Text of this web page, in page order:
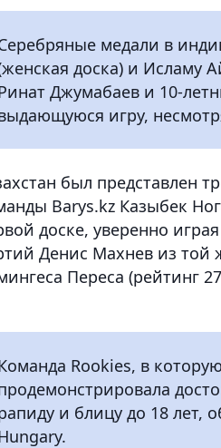
медали в
доска) и Исламу
Джумабаев и 10-
игру,
был представлен
Barys.kz Казыбек
доске, уверенно
Денис Махнев из той
Переса (рейтинг
Rookies, в
и блицу до 18 лет,